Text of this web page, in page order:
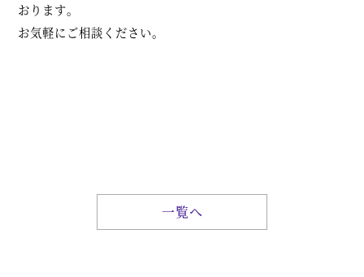
おります。
お気軽にご相談ください。
一覧へ